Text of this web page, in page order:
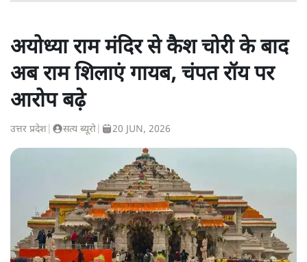
अयोध्या राम मंदिर से कैश चोरी के बाद
अब राम शिलाएं गायब, चंपत रॉय पर
आरोप बढ़े
उत्तर प्रदेश सत्य ब्यूरो 20 JUN, 2026